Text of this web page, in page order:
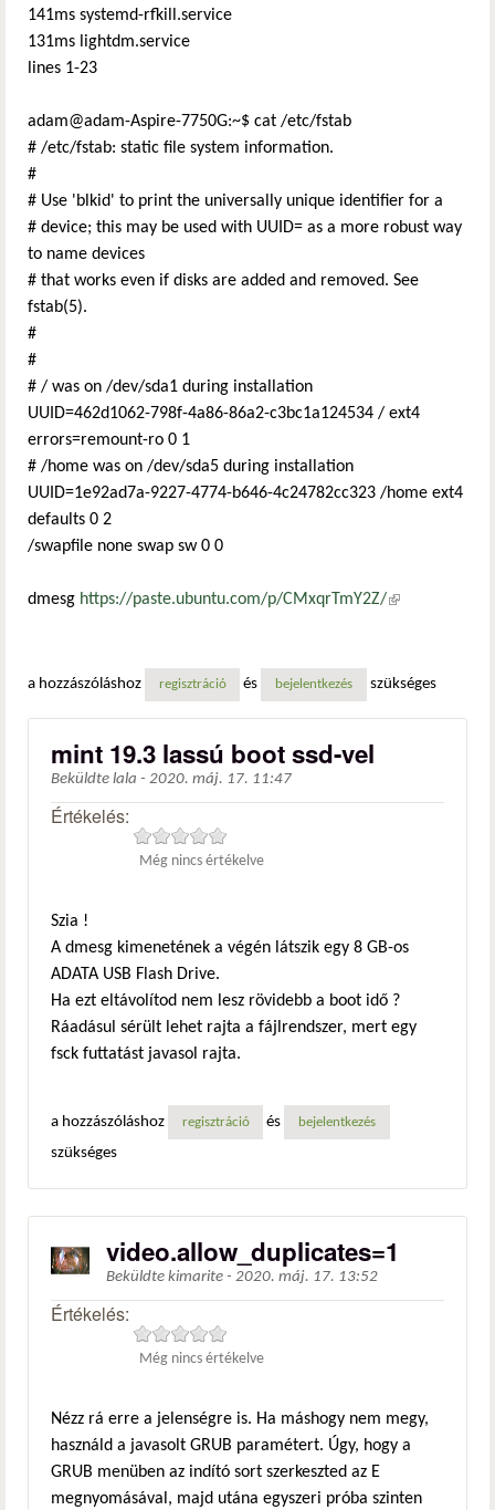
141ms systemd-rfkill.service
131ms lightdm.service
lines 1-23
adam@adam-Aspire-7750G:~$ cat /etc/fstab
# /etc/fstab: static file system information.
#
# Use 'blkid' to print the universally unique identifier for a
# device; this may be used with UUID= as a more robust way
to name devices
# that works even if disks are added and removed. See
fstab(5).
#
#
# / was on /dev/sda1 during installation
UUID=462d1062-798f-4a86-86a2-c3bc1a124534 / ext4
errors=remount-ro 0 1
# /home was on /dev/sda5 during installation
UUID=1e92ad7a-9227-4774-b646-4c24782cc323 /home ext4
defaults 0 2
/swapfile none swap sw 0 0
dmesg https://paste.ubuntu.com/p/CMxqrTmY2Z/(külső
a hozzászóláshoz regisztráció és bejelentkezés szükséges
mint 19.3 lassú boot ssd-vel
Beküldte lala - 2020. máj. 17. 11:47
Értékelés:
Még nincs értékelve
Szia !
A dmesg kimenetének a végén látszik egy 8 GB-os
ADATA USB Flash Drive.
Ha ezt eltávolítod nem lesz rövidebb a boot idő ?
Ráadásul sérült lehet rajta a fájlrendszer, mert egy
fsck futtatást javasol rajta.
a hozzászóláshoz regisztráció és bejelentkezés
szükséges
video.allow_duplicates=1
Beküldte kimarite - 2020. máj. 17. 13:52
Értékelés:
Még nincs értékelve
Nézz rá erre a jelenségre is. Ha máshogy nem megy,
használd a javasolt GRUB paramétert. Úgy, hogy a
GRUB menüben az indító sort szerkeszted az E
megnyomásával, majd utána egyszeri próba szinten